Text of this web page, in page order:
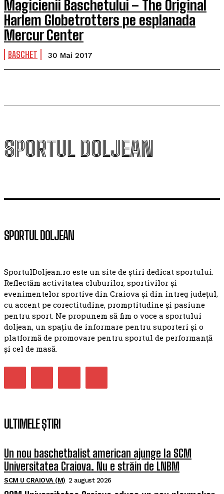
Magicienii Baschetului – The Original
Harlem Globetrotters pe esplanada
Mercur Center
BASCHET 30 Mai 2017
SPORTUL DOLJEAN
SPORTUL DOLJEAN
SportulDoljean.ro este un site de știri dedicat sportului.
Reflectăm activitatea cluburilor, sportivilor și
evenimentelor sportive din Craiova și din întreg județul,
cu accent pe corectitudine, promptitudine și pasiune
pentru sport. Ne propunem să fim o voce a sportului
doljean, un spațiu de informare pentru suporteri și o
platformă de promovare pentru sportul de performanță
și cel de masă.
ULTIMELE ȘTIRI
Un nou baschetbalist american ajunge la SCM
Universitatea Craiova. Nu e străin de LNBM
SCM U CRAIOVA (M) 2 august 2026